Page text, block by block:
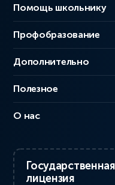
Помощь школьнику
Профобразование
Дополнительно
Полезное
О нас
Государственная
лицензия